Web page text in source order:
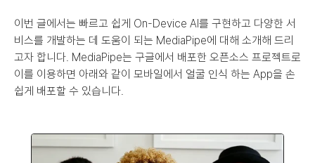
이번 글에서는 빠르고 쉽게 On-Device AI를 구현하고 다양한 서
비스를 개발하는 데 도움이 되는 MediaPipe에 대해 소개해 드리
고자 합니다. MediaPipe는 구글에서 배포한 오픈소스 프로젝트로
이를 이용하면 아래와 같이 모바일에서 얼굴 인식 하는 App을 손
쉽게 배포할 수 있습니다.